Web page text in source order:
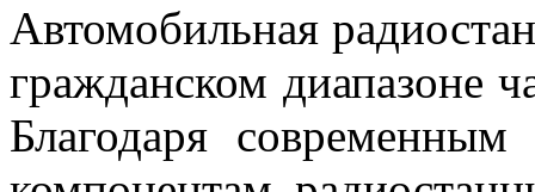
Автомобильная
гражданском диапазоне
Благодаря